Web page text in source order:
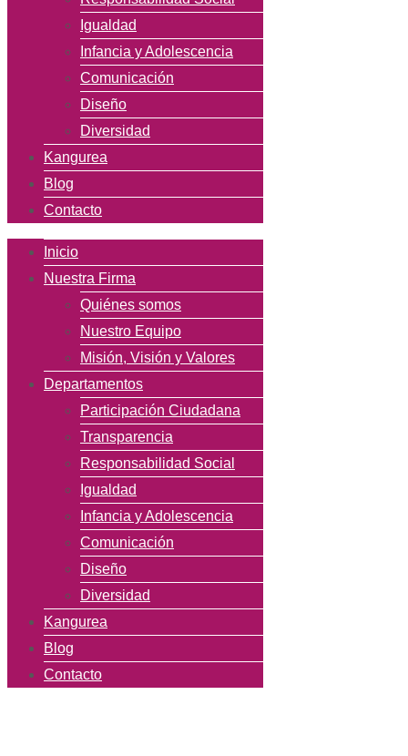
Igualdad
Infancia y Adolescencia
Comunicación
Diseño
Diversidad
Kangurea
Blog
Contacto
Inicio
Nuestra Firma
Quiénes somos
Nuestro Equipo
Misión, Visión y Valores
Departamentos
Participación Ciudadana
Transparencia
Responsabilidad Social
Igualdad
Infancia y Adolescencia
Comunicación
Diseño
Diversidad
Kangurea
Blog
Contacto